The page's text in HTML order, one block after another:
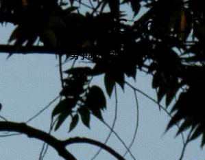
跳
至
主
內
MENS 30S LIFE
男子的日常生活